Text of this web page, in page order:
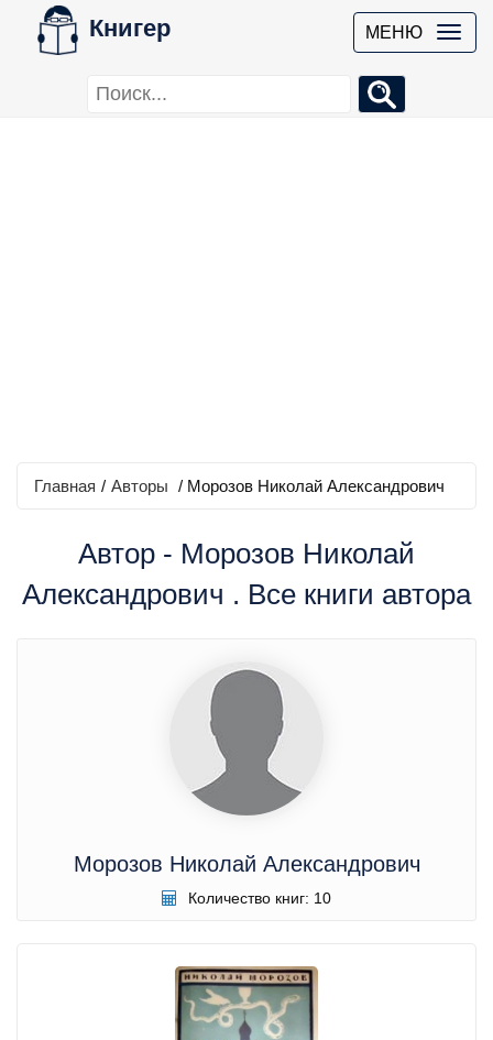
Книгер МЕНЮ
Главная / Авторы / Морозов Николай Александрович
Автор - Морозов Николай
Александрович . Все книги автора
Морозов Николай Александрович
Количество книг: 10